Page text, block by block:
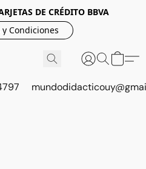
DE CRÉDITO BBVA
Condiciones